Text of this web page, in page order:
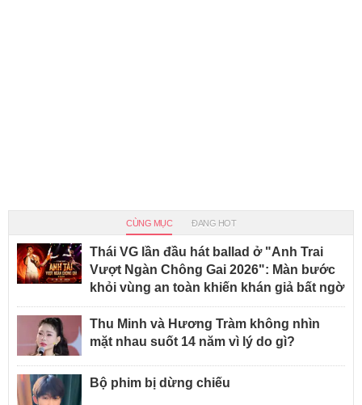
CÙNG MỤC ĐANG HOT
Thái VG lần đầu hát ballad ở "Anh Trai
Vượt Ngàn Chông Gai 2026": Màn bước
khỏi vùng an toàn khiến khán giả bất ngờ
Thu Minh và Hương Tràm không nhìn
mặt nhau suốt 14 năm vì lý do gì?
Bộ phim bị dừng chiếu